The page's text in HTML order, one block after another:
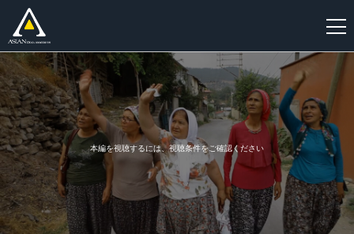
本編を視聴するには、視聴条件をご確認ください